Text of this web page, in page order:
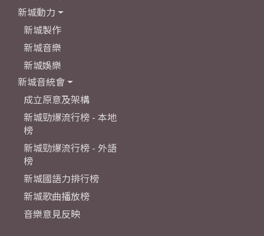
新城動力
新城製作
新城音樂
新城娛樂
新城音統會
成立原意及架構
新城勁爆流行榜 - 本地
榜
新城勁爆流行榜 - 外語
榜
新城國語力排行榜
新城歌曲播放榜
音樂意見反映